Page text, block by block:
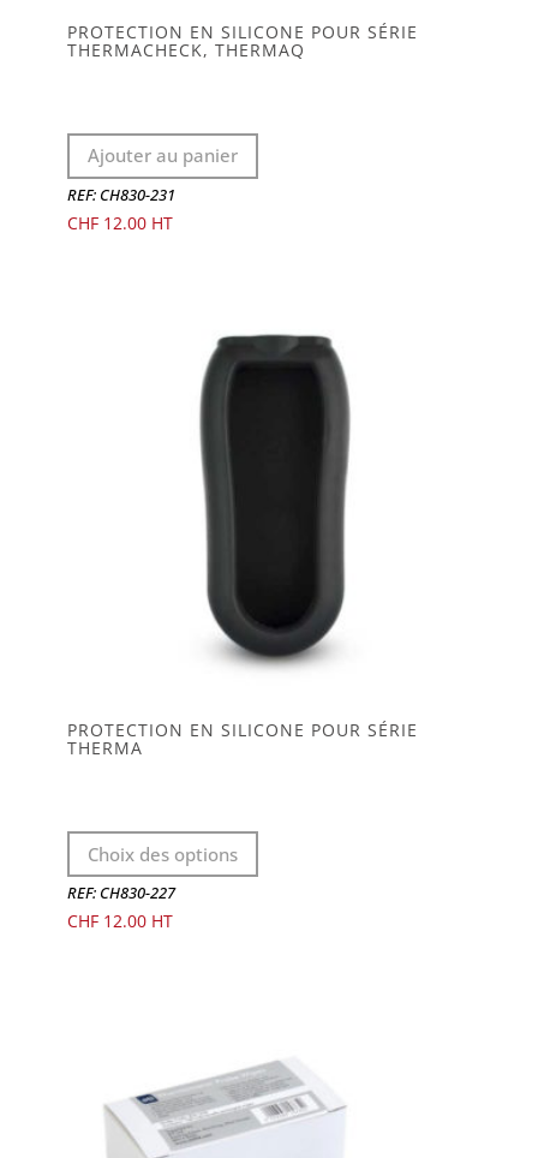
PROTECTION EN SILICONE POUR SÉRIE
THERMACHECK, THERMAQ
Ajouter au panier
REF: CH830-231
CHF12.00
PROTECTION EN SILICONE POUR SÉRIE
THERMA
Choix des options
Ce
être
choisies
sur
REF: CH830-227
CHF12.00